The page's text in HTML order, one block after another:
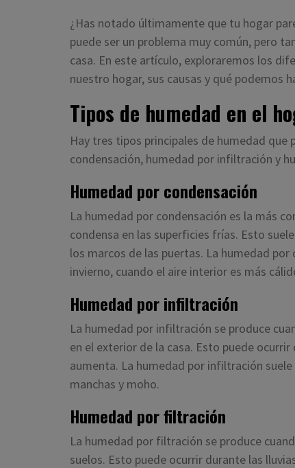
¿Has notado últimamente que tu hogar
puede ser un problema muy común, pero
casa. En este artículo, exploraremos los
nuestro hogar, sus causas y qué podemos
Tipos de humedad en el
Hay tres tipos principales de humedad
condensación, humedad por infiltración y
Humedad por condensación
La humedad por condensación es la más
condensa en las superficies frías. Esto
los marcos de las puertas. La humedad
invierno, cuando el aire interior es más
Humedad por infiltración
La humedad por infiltración se produce
en el exterior de la casa. Esto puede
aumenta. La humedad por infiltración
manchas y moho.
Humedad por filtración
La humedad por filtración se produce
suelos. Esto puede ocurrir durante las